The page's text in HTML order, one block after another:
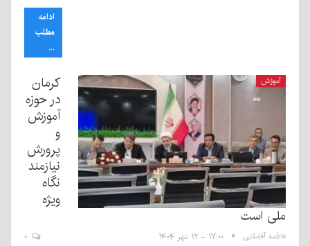
ادامه
مطلب
...
آموزش
کرمان
در حوزه
آموزش
و
پرورش
نیازمند
نگاه
ویژه
ملی است
فاطمه آقاملایی ۱۷:۰۰ - ۱۲ مهر ۱۴۰۴